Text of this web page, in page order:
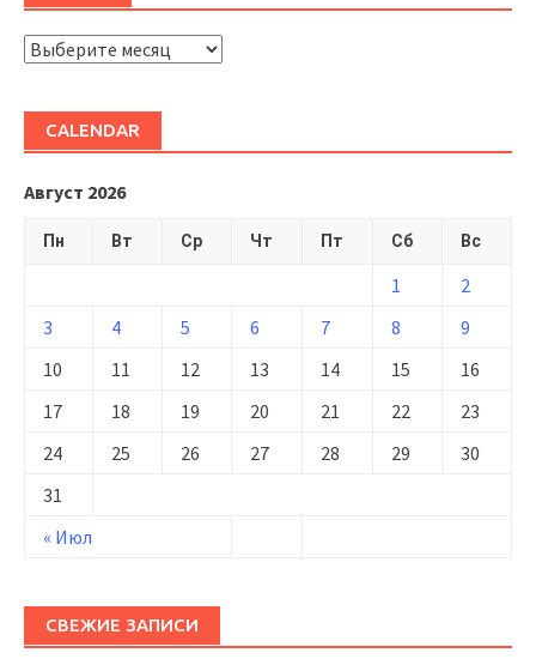
ARHIVĂ
CALENDAR
Август 2026
Пн Вт Ср Чт Пт Сб Вс
« Июл
1
2
3
4 5 6 7 8
9
10
11 12 13 14 15
16
17
18 19 20 21 22
23
24
25 26 27 28 29
30
31
СВЕЖИЕ ЗАПИСИ